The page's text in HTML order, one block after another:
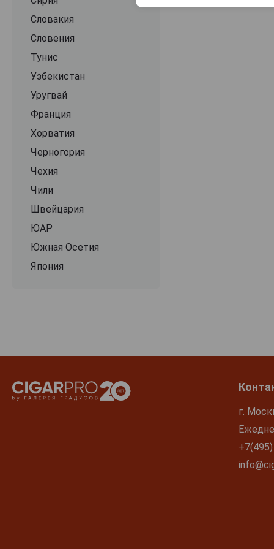
Grgich Hills
Grizzly Falls
Gunsight Rock
Hahn
Hess Select
High Road
Hyde de Villaine
Inglenook
J. Lohr
Joseph Phelps
Kendall-Jackson
Kistler
Klinker Brick
Kongsgaard
Long Barn
Louis Jadot
Словакия
Словения
Тунис
Узбекистан
Уругвай
Франция
Хорватия
Черногория
Чехия
Чили
Швейцария
ЮАР
Южная Осетия
Япония
г.